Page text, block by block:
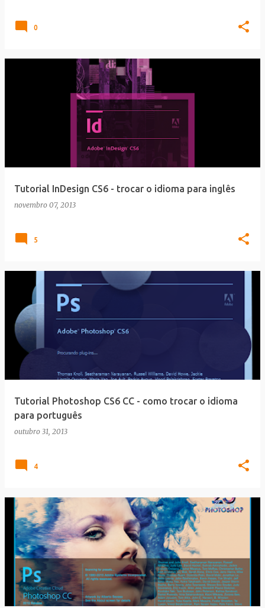
0
Tutorial InDesign CS6 - trocar o idioma para inglês
novembro 07, 2013
5
Tutorial Photoshop CS6 CC - como trocar o idioma
para português
outubro 31, 2013
4